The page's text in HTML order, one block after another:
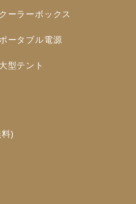
クーラーボックス
ータブル電源
大型テント
)